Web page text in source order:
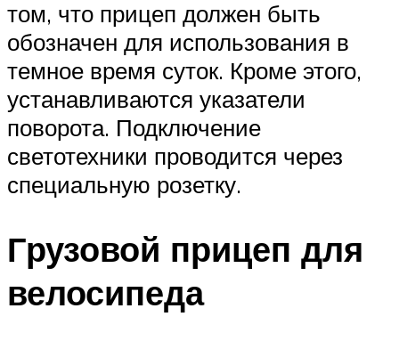
том, что прицеп должен быть
обозначен для использования в
темное время суток. Кроме этого,
устанавливаются указатели
поворота. Подключение
светотехники проводится через
специальную розетку.
Грузовой прицеп для
велосипеда